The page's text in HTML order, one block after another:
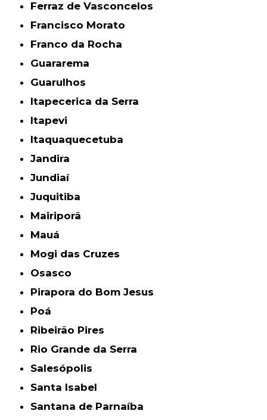
Ferraz de Vasconcelos
Francisco Morato
Franco da Rocha
Guararema
Guarulhos
Itapecerica da Serra
Itapevi
Itaquaquecetuba
Jandira
Jundiaí
Juquitiba
Mairiporã
Mauá
Mogi das Cruzes
Osasco
Pirapora do Bom Jesus
Poá
Ribeirão Pires
Rio Grande da Serra
Salesópolis
Santa Isabel
Santana de Parnaíba